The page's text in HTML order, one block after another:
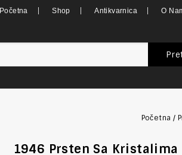
Početna Shop Antikvarnica O
Početna /
1946 Prsten Sa Kristalima